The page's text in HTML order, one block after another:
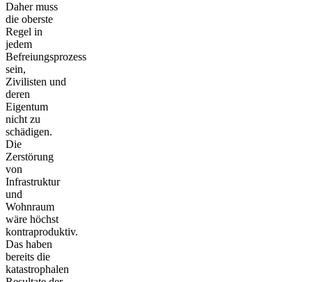
Daher muss
die oberste
Regel in
jedem
Befreiungsprozess
sein,
Zivilisten und
deren
Eigentum
nicht zu
schädigen.
Die
Zerstörung
von
Infrastruktur
und
Wohnraum
wäre höchst
kontraproduktiv.
Das haben
bereits die
katastrophalen